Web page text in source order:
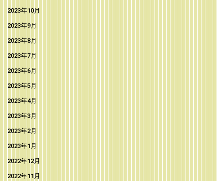
2023年10月
2023年9月
2023年8月
2023年7月
2023年6月
2023年5月
2023年4月
2023年3月
2023年2月
2023年1月
2022年12月
2022年11月